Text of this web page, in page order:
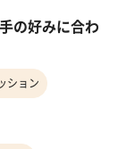
の好みに合わ
ション